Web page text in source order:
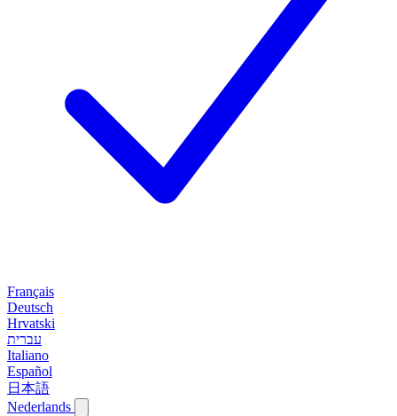
Français
Deutsch
Hrvatski
עברית
Italiano
Español
日本語
Nederlands